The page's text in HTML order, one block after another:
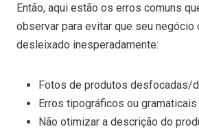
Então, aqui estão os erros comuns
observar para evitar que seu negócio
desleixado inesperadamente:
Fotos de produtos desfocadas/
Erros tipográficos ou gramaticais
Não otimizar a descrição do